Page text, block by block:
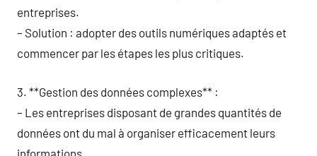
entreprises.
– Solution : adopter des outils numériques adaptés et
commencer par les étapes les plus critiques.
3. **Gestion des données complexes** :
– Les entreprises disposant de grandes quantités de
données ont du mal à organiser efficacement leurs
informations.